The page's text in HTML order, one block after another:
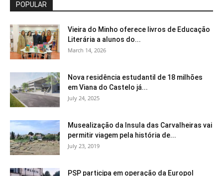
POPULAR
Vieira do Minho oferece livros de Educação
Literária a alunos do...
March 14, 2026
Nova residência estudantil de 18 milhões
em Viana do Castelo já...
July 24, 2025
Musealização da Insula das Carvalheiras vai
permitir viagem pela história de...
July 23, 2019
PSP participa em operação da Europol